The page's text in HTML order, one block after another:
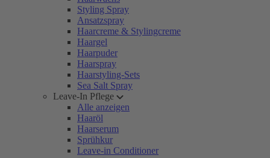
Styling Spray
Ansatzspray
Haarcreme & Stylingcreme
Haargel
Haarpuder
Haarspray
Haarstyling-Sets
Sea Salt Spray
Leave-In Pflege
Alle anzeigen
Haaröl
Haarserum
Sprühkur
Leave-in Conditioner